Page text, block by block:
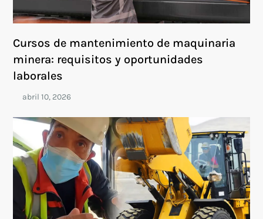
Cursos de mantenimiento de maquinaria
minera: requisitos y oportunidades
laborales